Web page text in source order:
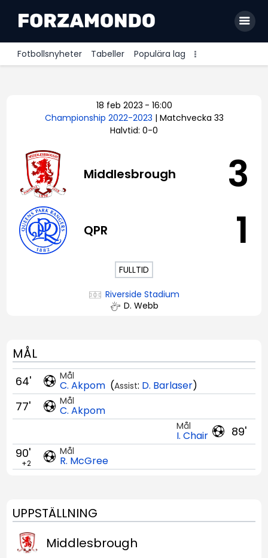
Fotbollsnyheter Tabeller Populära lag
Premier League
Bundesliga
Serie A
Ligue 1
18 feb 2023 - 16:00
Championship 2022-2023 | Matchvecka 33
Halvtid: 0-0
Middlesbrough 3
QPR 1
FULLTID
Riverside Stadium
D. Webb
MÅL
Mål
C. Akpom (Assist: D. Barlaser)
64'
Mål
C. Akpom
77'
89'
Mål
I. Chair
Mål
R. McGree
90'
+2
UPPSTÄLLNING
Middlesbrough